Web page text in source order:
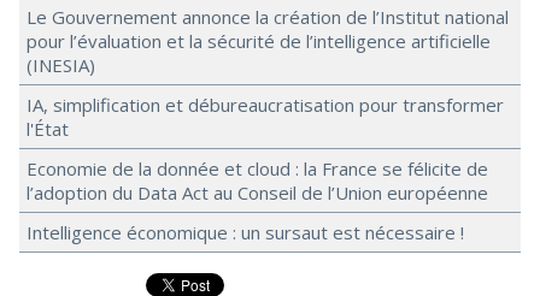
Le Gouvernement annonce la création de l’Institut national
pour l’évaluation et la sécurité de l’intelligence artificielle
(INESIA)
IA, simplification et débureaucratisation pour transformer
l'État
Economie de la donnée et cloud : la France se félicite de
l’adoption du Data Act au Conseil de l’Union européenne
Intelligence économique : un sursaut est nécessaire !